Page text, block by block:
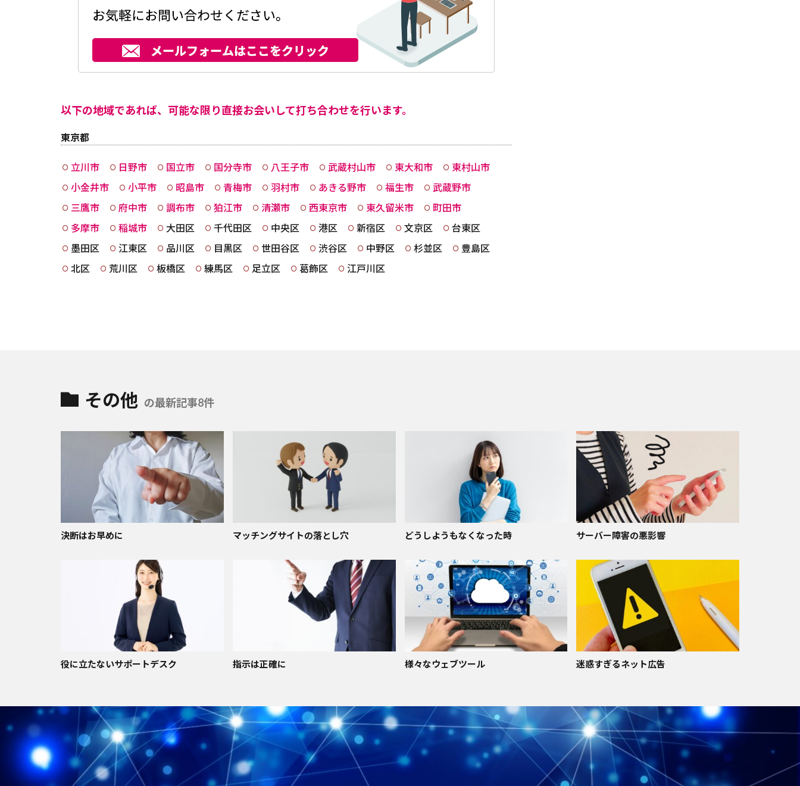
以下の地域であれば、可能な限り直接お会いして打ち合わせを行います。
東京都
立川市 日野市 国立市 国分寺市 八王子市 武蔵村山市 東大和市
東村山市
小金井市
小平市 昭島市 青梅市 羽村市 あきる野市 福生市
武蔵野市
三鷹市
府中市 調布市 狛江市 清瀬市 西東京市 東久留米市
町田市
多摩市
稲城市 大田区 千代田区 中央区 港区 新宿区 文京区
台東区
墨田区
江東区 品川区 目黒区 世田谷区 渋谷区 中野区 杉並区
豊島区
北区
荒川区 板橋区 練馬区 足立区 葛飾区 江戸川区
その他 の最新記事8件
決断はお早めに マッチングサイトの落とし穴 どうしようもなくなった時 サーバー障害の悪影響
役に立たないサポートデスク 指示は正確に 様々なウェブツール 迷惑すぎるネット広告